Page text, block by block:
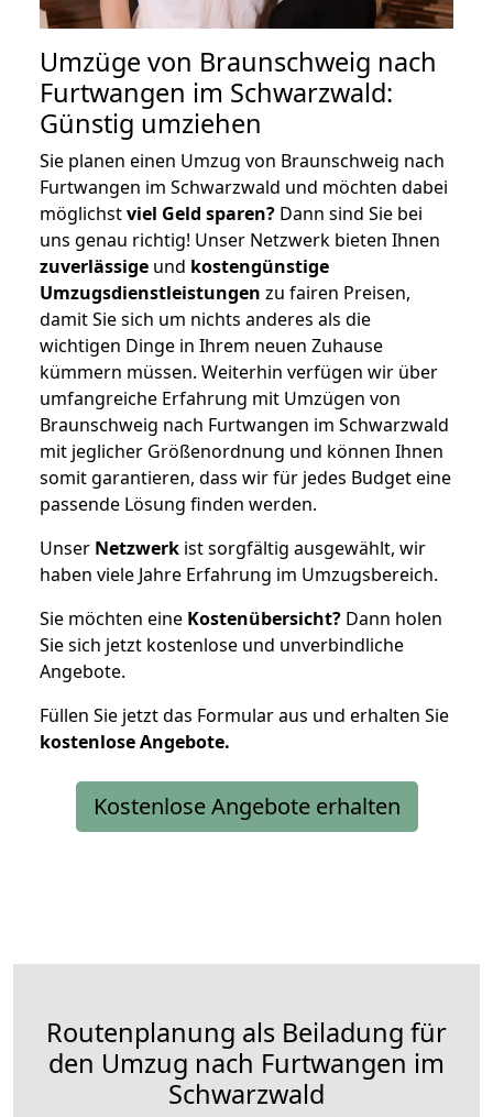
Umzüge von Braunschweig nach
Furtwangen im Schwarzwald:
Günstig umziehen
Sie planen einen Umzug von Braunschweig nach
Furtwangen im Schwarzwald und möchten dabei
möglichstviel Geld sparen? Dann sind Sie bei
uns genau richtig! Unser Netzwerk bieten Ihnen
zuverlässige und kostengünstige
Umzugsdienstleistungen zu fairen Preisen,
damit Sie sich um nichts anderes als die
wichtigen Dinge in Ihrem neuen Zuhause
kümmern müssen. Weiterhin verfügen wir über
umfangreiche Erfahrung mit Umzügen von
Braunschweig nach Furtwangen im Schwarzwald
mit jeglicher Größenordnung und können Ihnen
somit garantieren, dass wir für jedes Budget eine
passende Lösung finden werden.
Unser Netzwerk ist sorgfältig ausgewählt, wir
haben viele Jahre Erfahrung im Umzugsbereich.
Sie möchten eine Kostenübersicht? Dann holen
Sie sich jetzt kostenlose und unverbindliche
Angebote.
Füllen Sie jetzt das Formular aus und erhalten Sie
kostenloseAngebote.
Kostenlose Angebote erhalten
Routenplanung als Beiladung für
den Umzug nach Furtwangen im
Schwarzwald